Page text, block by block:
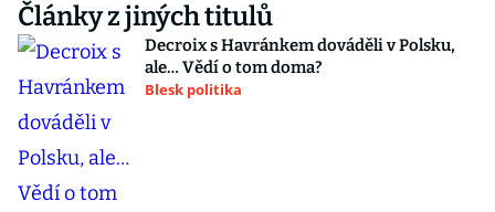
Články z jiných titulů
Decroix s Havránkem dováděli v Polsku,
ale… Vědí o tom doma?
Blesk politika